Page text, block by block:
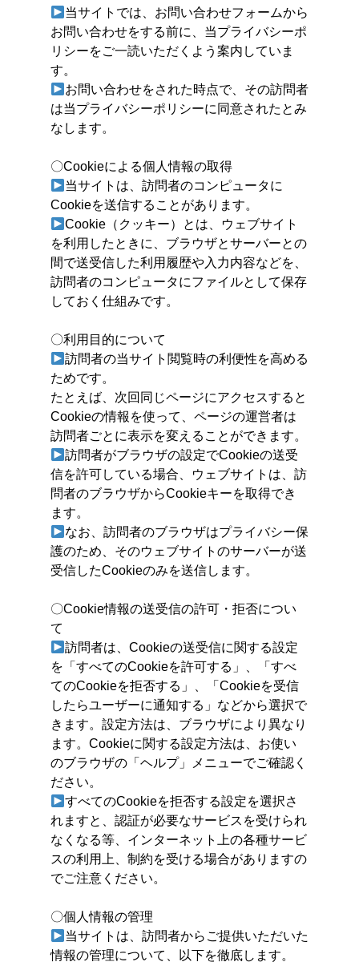
当サイトでは、お問い合わせフォームから
お問い合わせをする前に、当プライバシーポ
リシーをご一読いただくよう案内していま
す。
お問い合わせをされた時点で、その訪問者
は当プライバシーポリシーに同意されたとみ
なします。
〇Cookieによる個人情報の取得
当サイトは、訪問者のコンピュータに
Cookieを送信することがあります。
Cookie（クッキー）とは、ウェブサイト
を利用したときに、ブラウザとサーバーとの
間で送受信した利用履歴や入力内容などを、
訪問者のコンピュータにファイルとして保存
しておく仕組みです。
〇利用目的について
訪問者の当サイト閲覧時の利便性を高める
ためです。
たとえば、次回同じページにアクセスすると
Cookieの情報を使って、ページの運営者は
訪問者ごとに表示を変えることができます。
訪問者がブラウザの設定でCookieの送受
信を許可している場合、ウェブサイトは、訪
問者のブラウザからCookieキーを取得でき
ます。
なお、訪問者のブラウザはプライバシー保
護のため、そのウェブサイトのサーバーが送
受信したCookieのみを送信します。
〇Cookie情報の送受信の許可・拒否につい
て
訪問者は、Cookieの送受信に関する設定
を「すべてのCookieを許可する」、「すべ
てのCookieを拒否する」、「Cookieを受信
したらユーザーに通知する」などから選択で
きます。設定方法は、ブラウザにより異なり
ます。Cookieに関する設定方法は、お使い
のブラウザの「ヘルプ」メニューでご確認く
ださい。
すべてのCookieを拒否する設定を選択さ
れますと、認証が必要なサービスを受けられ
なくなる等、インターネット上の各種サービ
スの利用上、制約を受ける場合がありますの
でご注意ください。
〇個人情報の管理
当サイトは、訪問者からご提供いただいた
情報の管理について、以下を徹底します。